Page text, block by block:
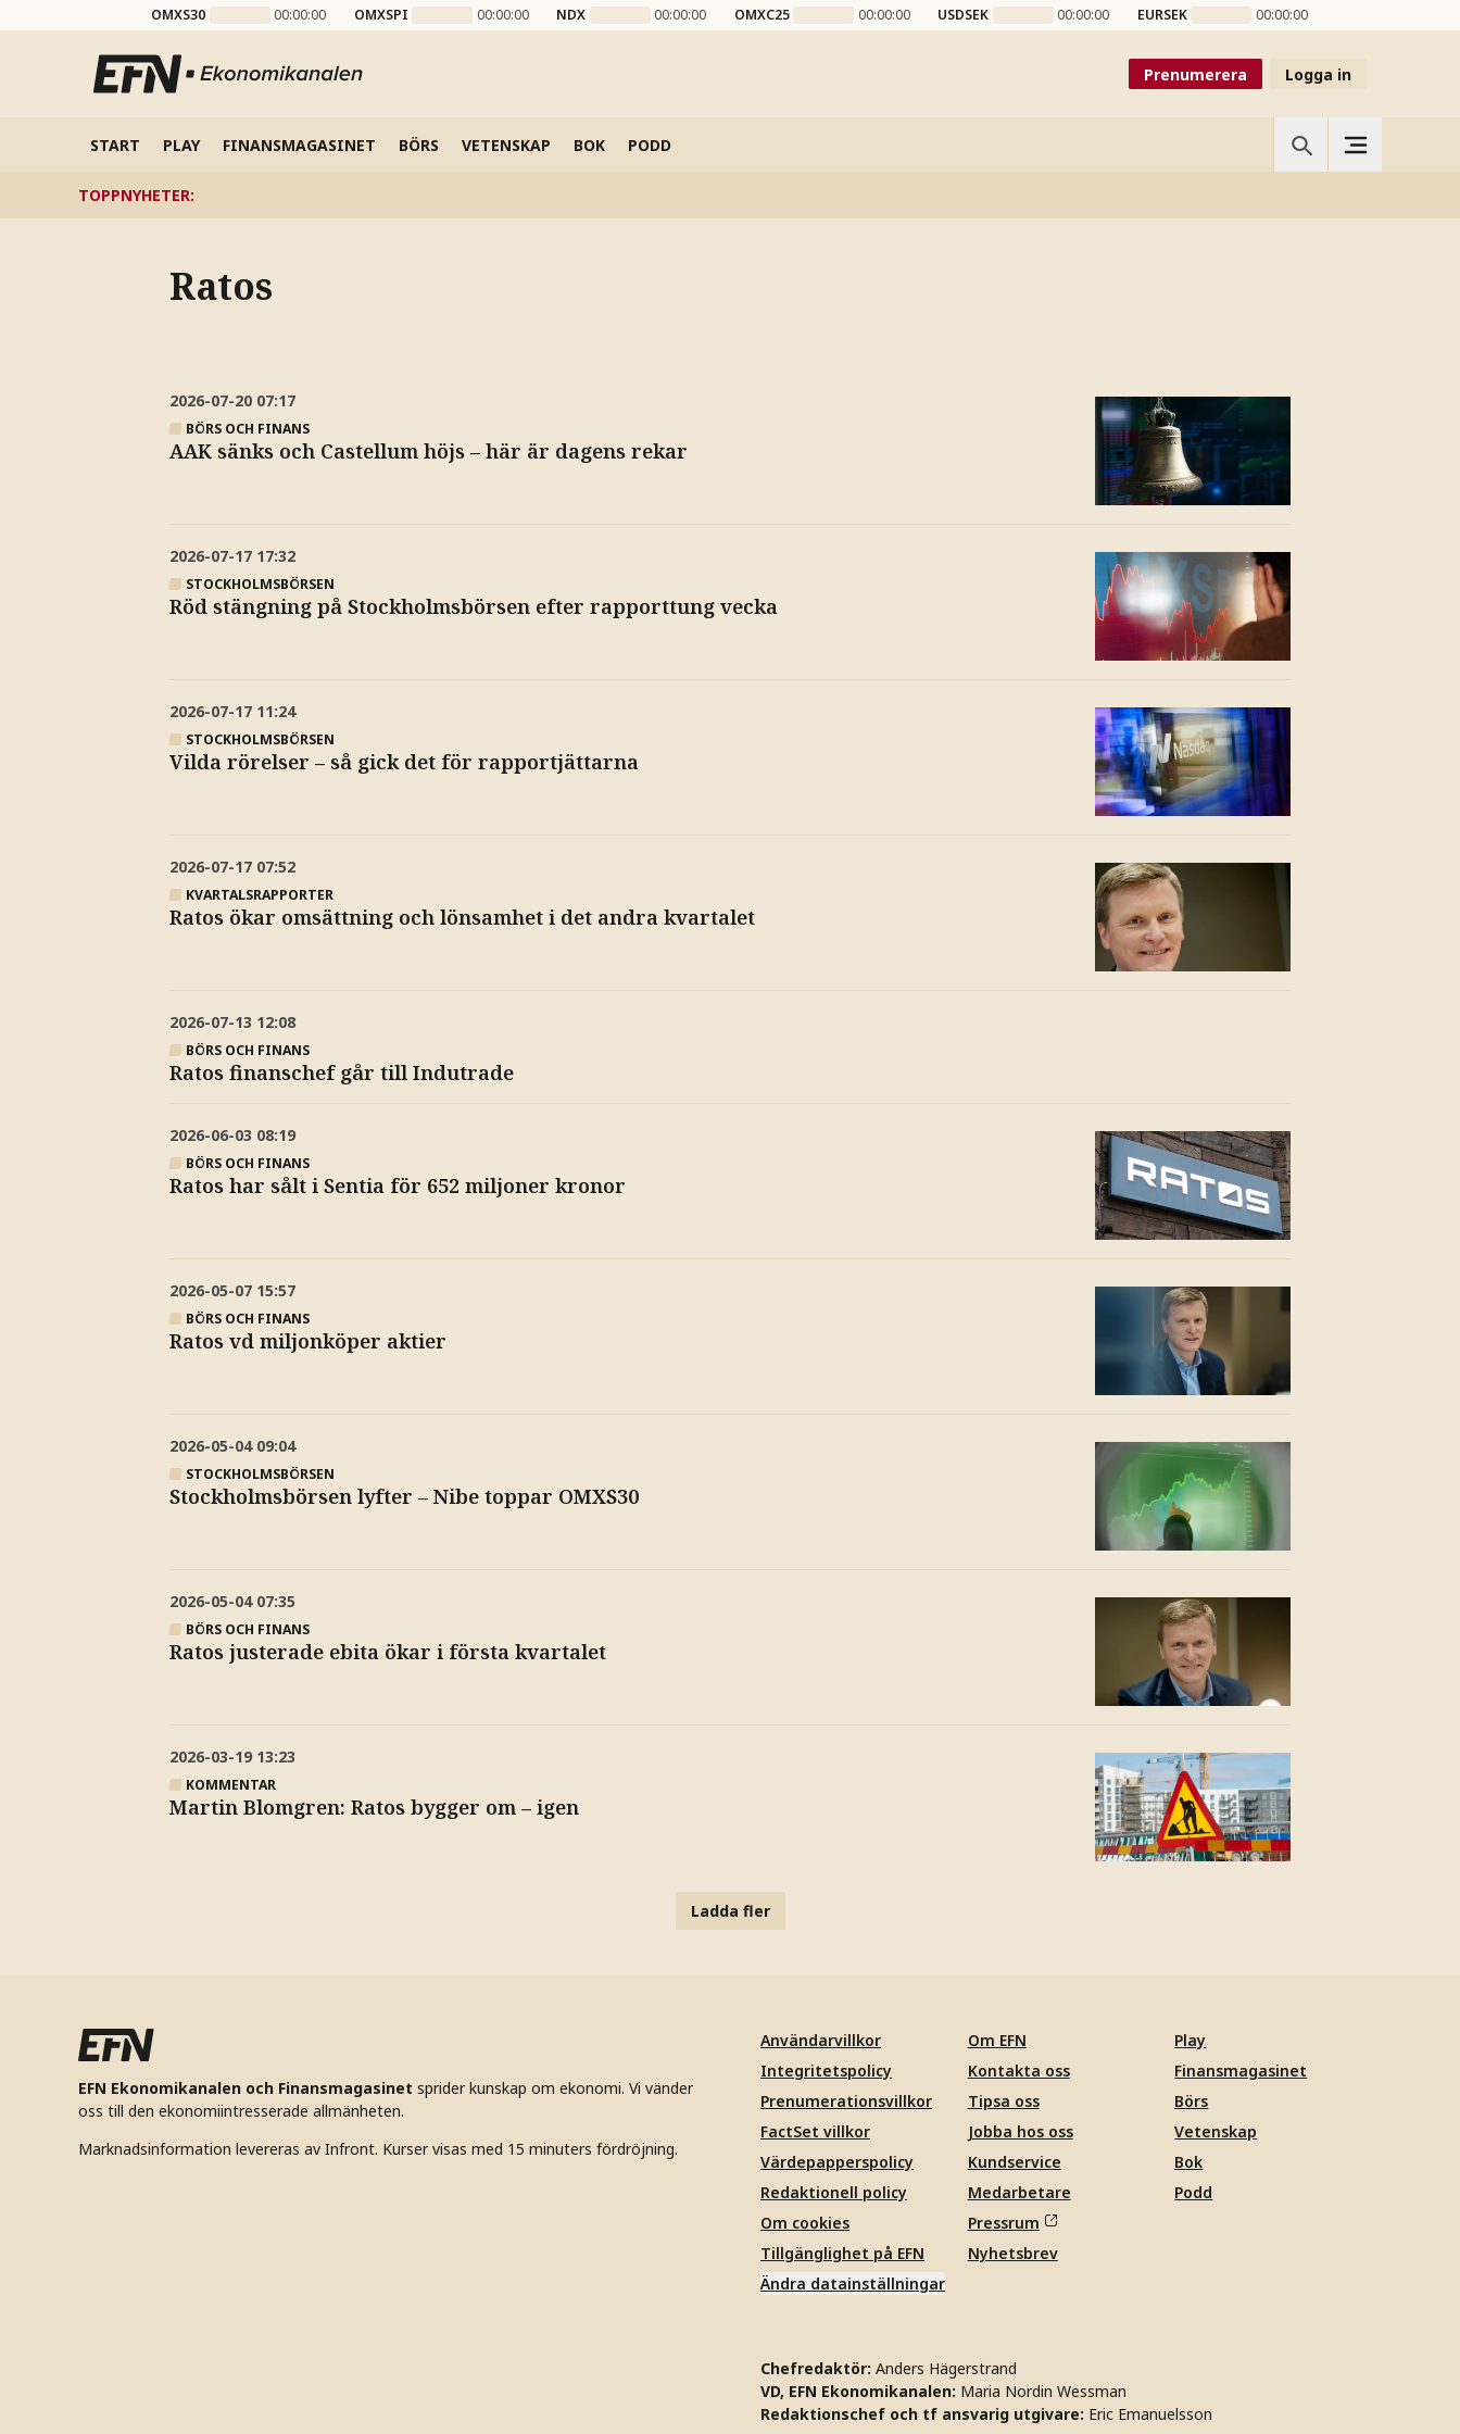
OMXS30 00:00:00 OMXSPI 00:00:00 NDX 00:00:00 OMXC25 00:00:00 USDSEK 00:00:00 EURSEK 00:00:00
Prenumerera Logga in
START PLAY FINANSMAGASINET BÖRS VETENSKAP BOK PODD
TOPPNYHETER:
Ratos
2026-07-20 07:17
BÖRS OCH FINANS
AAK sänks och Castellum höjs – här är dagens rekar
2026-07-17 17:32
STOCKHOLMSBÖRSEN
Röd stängning på Stockholmsbörsen efter rapporttung vecka
2026-07-17 11:24
STOCKHOLMSBÖRSEN
Vilda rörelser – så gick det för rapportjättarna
2026-07-17 07:52
KVARTALSRAPPORTER
Ratos ökar omsättning och lönsamhet i det andra kvartalet
2026-07-13 12:08
BÖRS OCH FINANS
Ratos finanschef går till Indutrade
2026-06-03 08:19
BÖRS OCH FINANS
Ratos har sålt i Sentia för 652 miljoner kronor
2026-05-07 15:57
BÖRS OCH FINANS
Ratos vd miljonköper aktier
2026-05-04 09:04
STOCKHOLMSBÖRSEN
Stockholmsbörsen lyfter – Nibe toppar OMXS30
2026-05-04 07:35
BÖRS OCH FINANS
Ratos justerade ebita ökar i första kvartalet
2026-03-19 13:23
KOMMENTAR
Martin Blomgren: Ratos bygger om – igen
Ladda fler
EFN Ekonomikanalen och Finansmagasinet sprider kunskap om ekonomi. Vi vänder
oss till den ekonomiintresserade allmänheten.
Marknadsinformation levereras av Infront. Kurser visas med 15 minuters fördröjning.
Användarvillkor
Integritetspolicy
Prenumerationsvillkor
FactSet villkor
Värdepapperspolicy
Redaktionell policy
Om cookies
Tillgänglighet på EFN
Ändra datainställningar
Om EFN
Kontakta oss
Tipsa oss
Jobba hos oss
Kundservice
Medarbetare
Pressrum
Nyhetsbrev
Play
Finansmagasinet
Börs
Vetenskap
Bok
Podd
Chefredaktör: Anders Hägerstrand
VD, EFN Ekonomikanalen: Maria Nordin Wessman
Redaktionschef och tf ansvarig utgivare: Eric Emanuelsson